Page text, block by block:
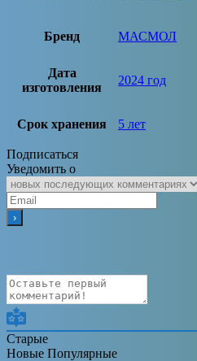
Бренд МАСМОЛ
Дата
изготовления
2024 год
Срок хранения 5 лет
Подписаться
Уведомить о
Старые
Новые Популярные